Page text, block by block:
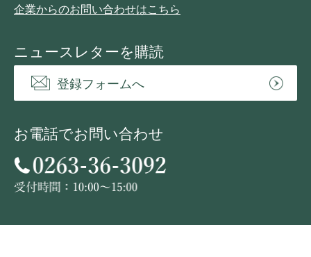
企業からのお問い合わせはこちら
ニュースレターを購読
登録フォームへ
お電話でお問い合わせ